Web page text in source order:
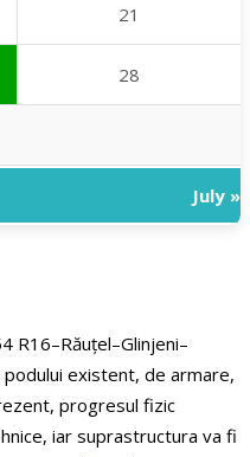
21
28
July »
R16–Răuțel–Glinjeni–
existent, de armare,
progresul fizic
iar suprastructura va fi